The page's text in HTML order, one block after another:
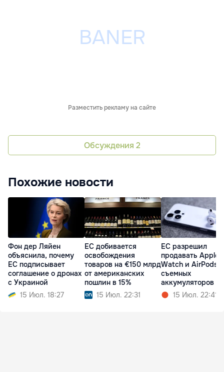
Разместить рекламу на сайте
Обсуждения 2
Похожие новости
Фон дер Ляйен
объяснила, почему
ЕС подписывает
соглашение о дронах
с Украиной
15 Июл. 18:27
ЕС добивается
освобождения
товаров на €150 млрд
от американских
пошлин в 15%
15 Июл. 22:31
ЕС разрешил
продавать Apple
Watch и AirPods
съемных
аккумуляторов
15 Июл. 22:41